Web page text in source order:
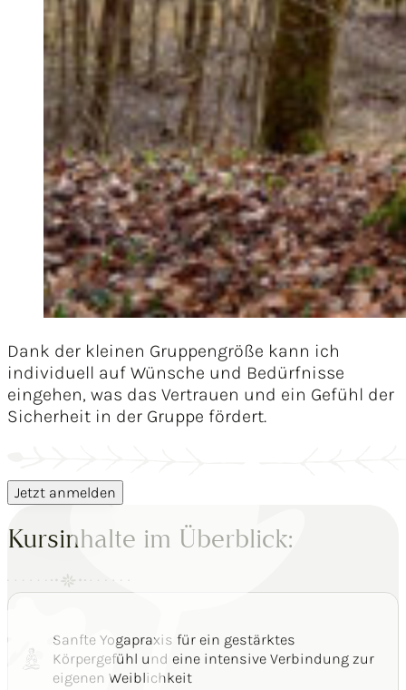
Dank der kleinen Gruppengröße kann ich
individuell auf Wünsche und Bedürfnisse
eingehen, was das Vertrauen und ein Gefühl der
Sicherheit in der Gruppe fördert.
Jetzt anmelden
Kursinhalte im Überblick:
Sanfte Yogapraxis für ein gestärktes
Körpergefühl und eine intensive Verbindung zur
eigenen Weiblichkeit